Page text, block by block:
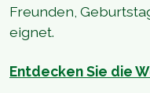
Freunden,
eignet.
Entdecken Sie die